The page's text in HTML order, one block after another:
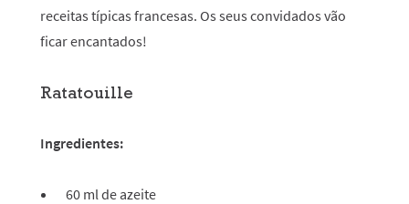
receitas típicas francesas. Os seus convidados vão
ficar encantados!
Ratatouille
Ingredientes:
60 ml de azeite